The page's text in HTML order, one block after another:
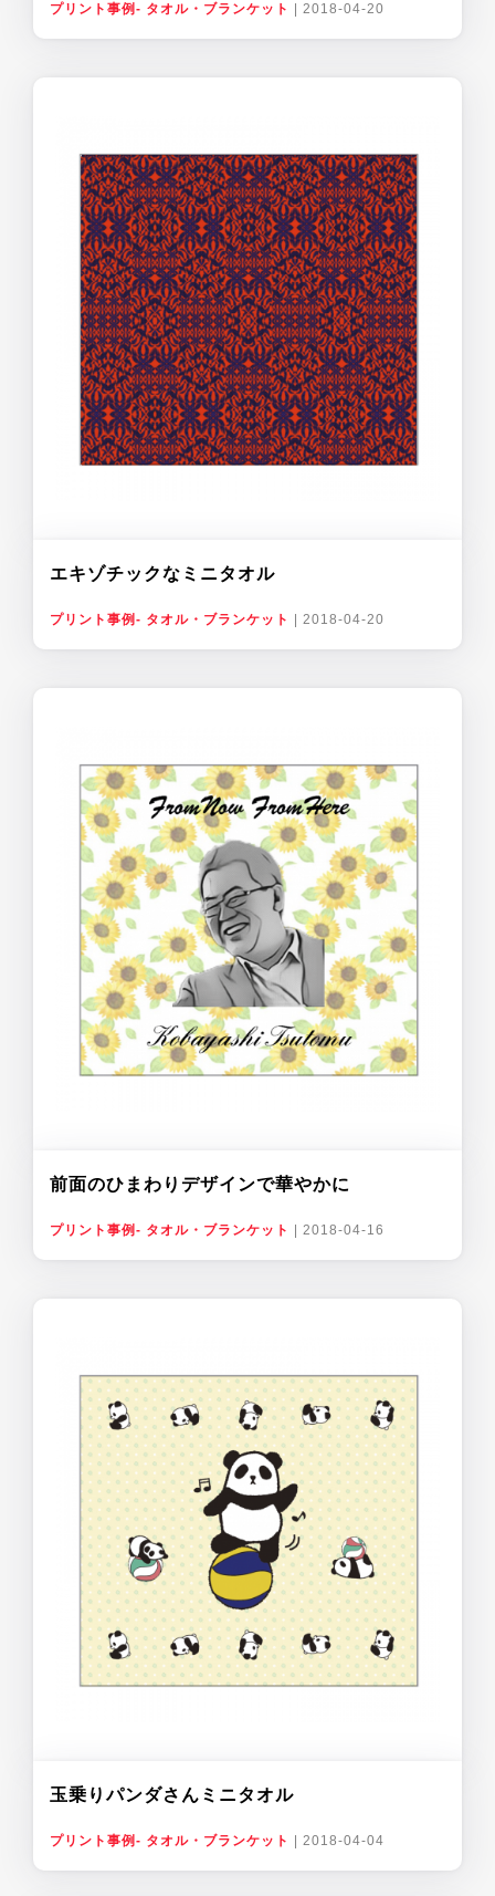
プリント事例- タオル・ブランケット 2018-04-20
エキゾチックなミニタオル
プリント事例- タオル・ブランケット 2018-04-20
前面のひまわりデザインで華やかに
プリント事例- タオル・ブランケット 2018-04-16
玉乗りパンダさんミニタオル
プリント事例- タオル・ブランケット 2018-04-04